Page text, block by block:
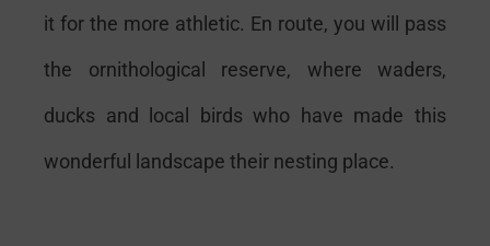
it for the more athletic. En route, you will pass
the ornithological reserve, where waders,
ducks and local birds who have made this
wonderful landscape their nesting place.